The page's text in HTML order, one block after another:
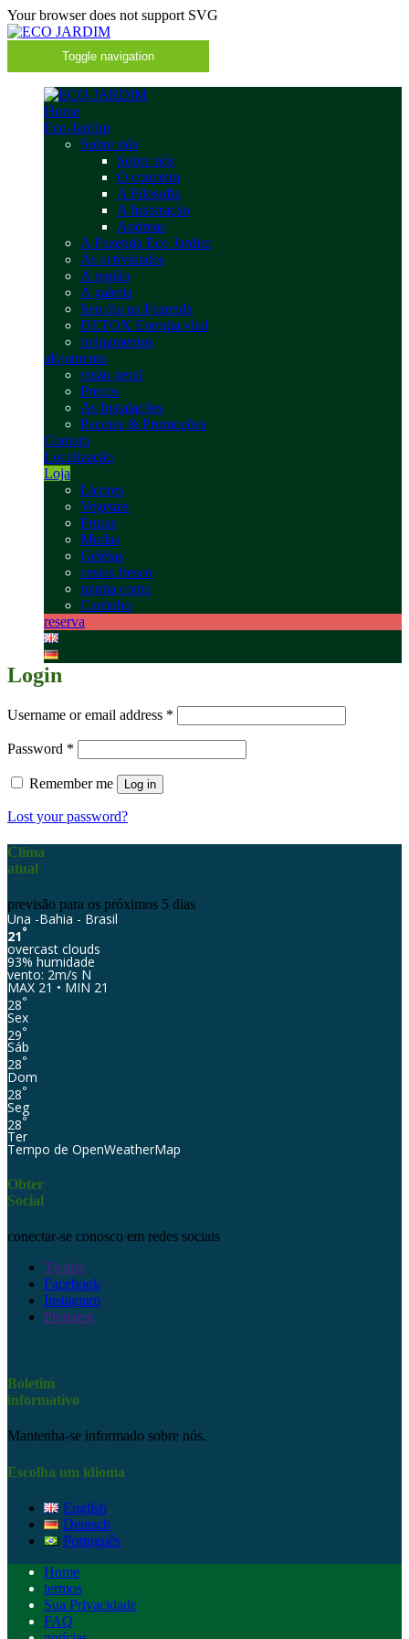
Your browser does not support SVG
Toggle navigation
Home
Eco-Jardim
Sobre nós
Sobre nós
O conceito
A Filosofia
A Inspiração
Andreas
A Fazenda Eco Jardim
As actividades
A região
A galeria
Seu dia na Fazenda
DETOX Energia vital
treinamentos
alojamento
visão geral
Preços
As Instalações
Pacotes & Promoções
Contato
Localização
Loja
Licores
Vegetais
Frutas
Mudas
Geléias
cestas fresco
minha conta
Carrinho
reserva
Login
Username or email address *
Password *
Remember me Log in
Lost your password?
Clima
atual
previsão para os próximos 5 dias
Una -Bahia - Brasil
21°
overcast clouds
93% humidade
vento: 2m/s N
MAX 21 • MIN 21
28°
Sex
29°
Sáb
28°
Dom
28°
Seg
28°
Ter
Tempo de OpenWeatherMap
Obter
Social
conectar-se conosco em redes sociais
Twitter
Facebook
Instagram
Pinterest
Boletim
informativo
Mantenha-se informado sobre nós.
Escolha um idioma
English
Deutsch
Português
Home
termos
Sua Privacidade
FAQ